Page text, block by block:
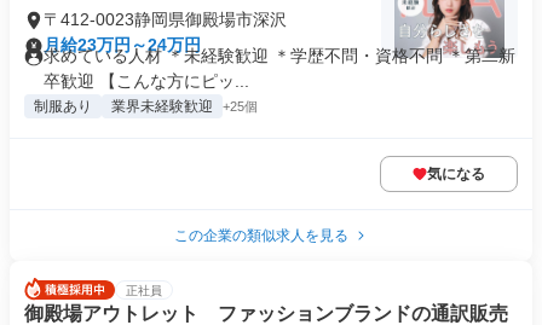
〒412-0023静岡県御殿場市深沢
月給23万円～24万円
求めている人材 ＊未経験歓迎 ＊学歴不問・資格不問 ＊第二新
卒歓迎 【こんな方にピッ...
制服あり 業界未経験歓迎 +25個
気になる
この企業の類似求人を見る
正社員
御殿場アウトレット ファッションブランドの通訳販売